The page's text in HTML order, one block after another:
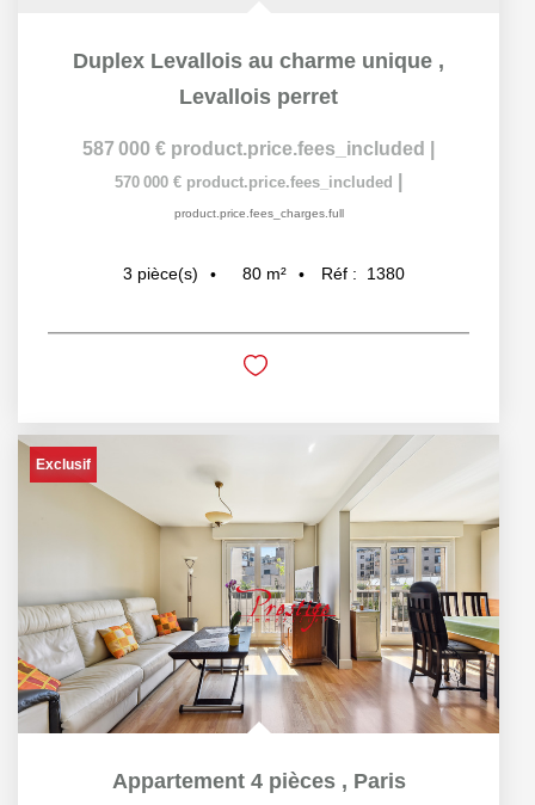
Duplex Levallois au charme unique ,
Levallois perret
587 000 € product.price.fees_included
570 000 € product.price.fees_included
product.price.fees_charges.full
3 pièce(s) 80 m² Réf : 1380
Exclusif
Appartement 4 pièces , Paris